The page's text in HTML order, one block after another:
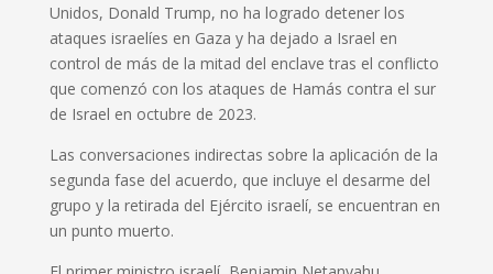
Unidos, Donald Trump, no ha logrado detener los
ataques israelíes en ​Gaza y ​ha dejado a Israel en
control de más ​de la mitad del enclave tras ‌el conflicto
que comenzó con los ataques de Hamás contra el sur
de Israel en octubre de 2023.
Las conversaciones indirectas sobre la aplicación de la
segunda fase del acuerdo, que incluye el desarme del
grupo y la retirada del Ejército israelí, se encuentran en
un punto muerto.